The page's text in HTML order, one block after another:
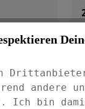
andere
Ich bin